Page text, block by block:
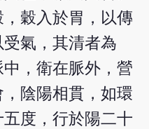
穀入於胃，以傳
氣，其清者為
，衛在脈外，營
陰陽相貫，如環
度，行於陽二十